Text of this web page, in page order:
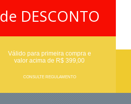
de DESCONTO
Válido para primeira compra e
valor acima de R$ 399,00
CONSULTE REGULAMENTO